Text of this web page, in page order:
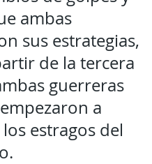
ambas
sus estrategias,
de la tercera
guerreras
a
estragos del